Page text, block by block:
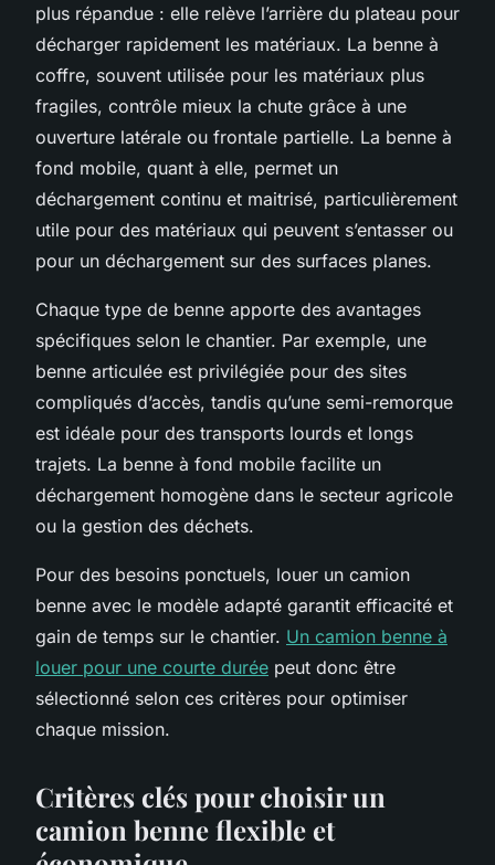
plus répandue : elle relève l’arrière du plateau pour
décharger rapidement les matériaux. La benne à
coffre, souvent utilisée pour les matériaux plus
fragiles, contrôle mieux la chute grâce à une
ouverture latérale ou frontale partielle. La benne à
fond mobile, quant à elle, permet un
déchargement continu et maitrisé, particulièrement
utile pour des matériaux qui peuvent s’entasser ou
pour un déchargement sur des surfaces planes.
Chaque type de benne apporte des avantages
spécifiques selon le chantier. Par exemple, une
benne articulée est privilégiée pour des sites
compliqués d’accès, tandis qu’une semi-remorque
est idéale pour des transports lourds et longs
trajets. La benne à fond mobile facilite un
déchargement homogène dans le secteur agricole
ou la gestion des déchets.
Pour des besoins ponctuels, louer un camion
benne avec le modèle adapté garantit efficacité et
gain de temps sur le chantier. Un camion benne à
louer pour une courte durée peut donc être
sélectionné selon ces critères pour optimiser
chaque mission.
Critères clés pour choisir un
camion benne flexible et